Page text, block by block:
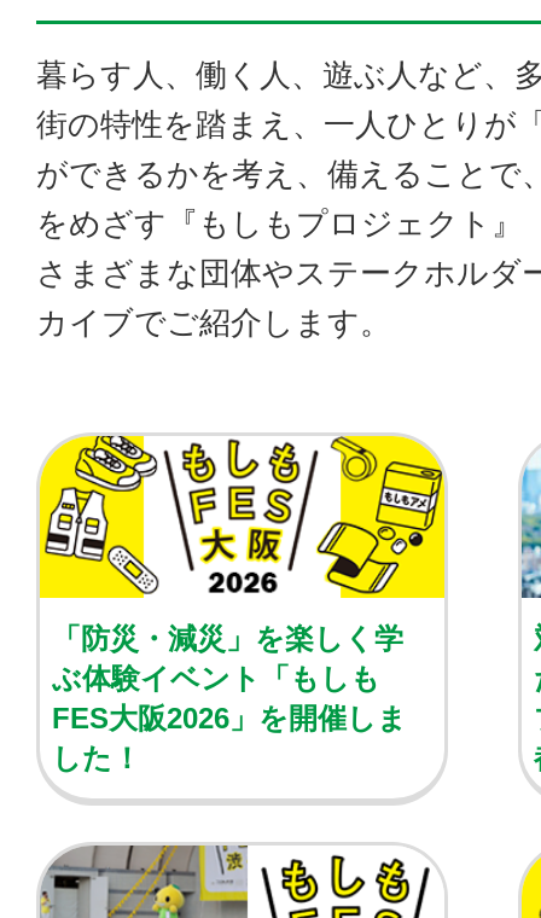
暮らす人、働く人、遊ぶ人など、
街の特性を踏まえ、一人ひとりが
ができるかを考え、備えることで
をめざす『もしもプロジェクト』
さまざまな団体やステークホルダ
カイブでご紹介します。
「防災・減災」を楽しく学
ぶ体験イベント「もしも
FES大阪2026」を開催しま
した！